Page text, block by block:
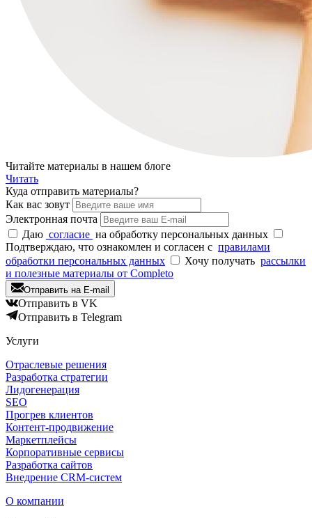
Читайте материалы в нашем блоге
Читать
Куда отправить материалы?
Как вас зовут
Электронная почта
Даю согласие на обработку персональных данных
Подтверждаю, что ознакомлен и согласен с правилами
обработки персональных данных
Хочу получать рассылки
и полезные материалы от Completo
Отправить на E-mail
Отправить в VK
Отправить в Telegram
Услуги
Отраслевые решения
Разработка стратегии
Лидогенерация
SEO
Прогрев клиентов
Контент-продвижение
Маркетплейсы
Корпоративные сервисы
Разработка сайтов
Внедрение CRM-систем
О компании